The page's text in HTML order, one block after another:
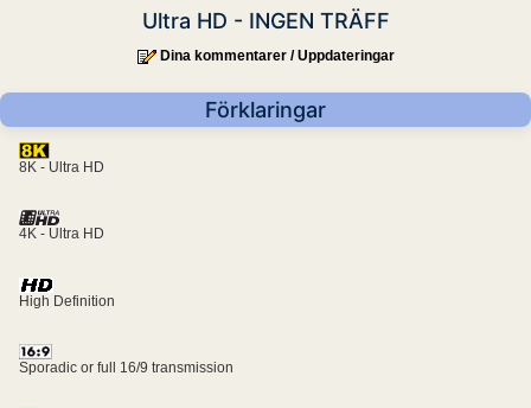
Ultra HD - INGEN TRÄFF
Dina kommentarer / Uppdateringar
Förklaringar
8K - Ultra HD
4K - Ultra HD
High Definition
Sporadic or full 16/9 transmission